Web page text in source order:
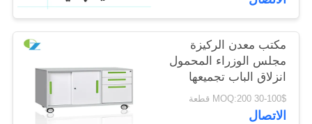
مكتب معدن الركيزة
مجلس الوزراء المحمول
انزلاق الباب تجميعها
البناء
30-100$ MOQ:200 قطعة
الاتصال